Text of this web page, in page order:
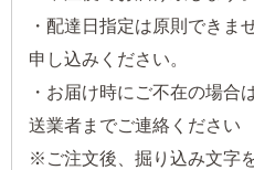
・配達日指定は原則できま
申し込みください。
・お届け時にご不在の場合
送業者までご連絡ください
※ご注文後、掘り込み文字